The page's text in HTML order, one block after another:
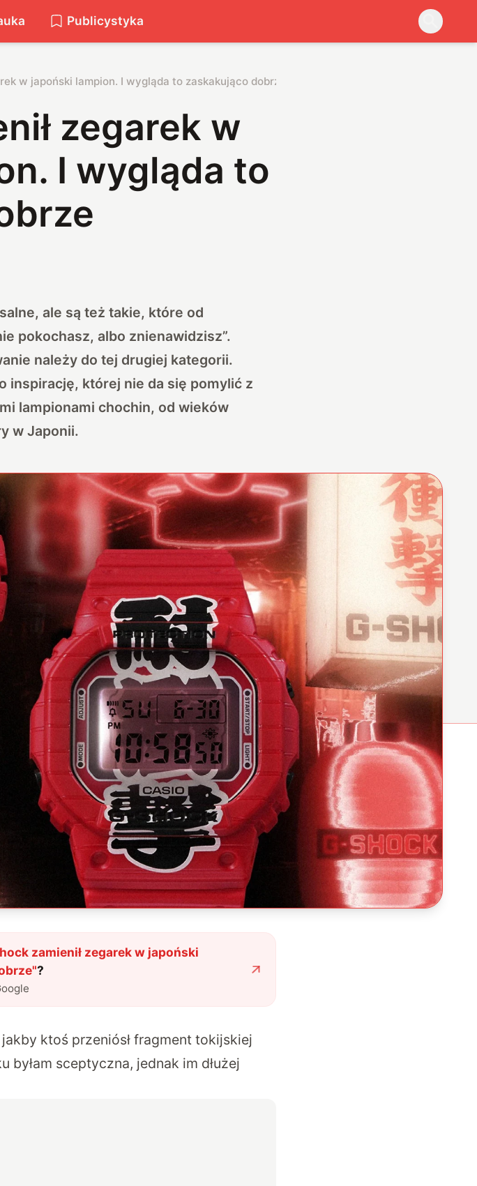
Publicystyka
w japoński lampion. I wygląda to zaskakująco dobrze
zegarek w
I wygląda to
ale są też takie, które od
pokochasz, albo znienawidzisz”.
należy do tej drugiej kategorii.
inspirację, której nie da się pomylić z
lampionami chochin, od wieków
w Japonii.
zamienił zegarek w japoński
"?
ktoś przeniósł fragment tokijskiej
sceptyczna, jednak im dłużej